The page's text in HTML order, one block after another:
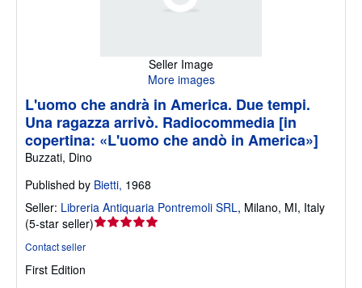
Seller Image
More images
L'uomo che andrà in America. Due tempi.
Una ragazza arrivò. Radiocommedia [in
copertina: «L'uomo che andò in America»]
Buzzati, Dino
Published by Bietti, 1968
Seller: Libreria Antiquaria Pontremoli SRL, Milano, MI, Italy
(5-star seller)Seller
Contact seller
First Edition